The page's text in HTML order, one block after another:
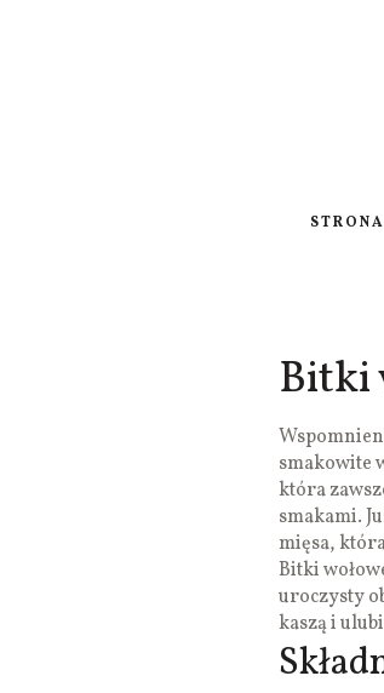
Bitki
smakowite
która
smakami.
mięsa,
Bitki
uroczysty
kaszą i